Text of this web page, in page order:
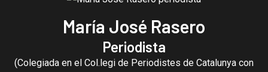
María José Rasero
Periodista
(Colegiada en el Col.legi de Periodistes de Catalunya con